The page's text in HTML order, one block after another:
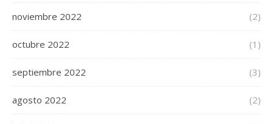
noviembre 2022 (2)
octubre 2022 (1)
septiembre 2022 (3)
agosto 2022 (2)